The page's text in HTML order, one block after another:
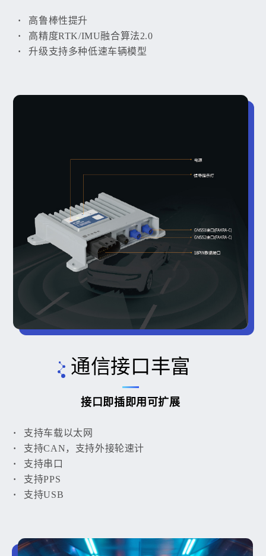
高鲁棒性提升
高精度RTK/IMU融合算法2.0
升级支持多种低速车辆模型
通信接口丰富
接口即插即用可扩展
支持车载以太网
支持CAN，支持外接轮速计
支持串口
支持PPS
支持USB